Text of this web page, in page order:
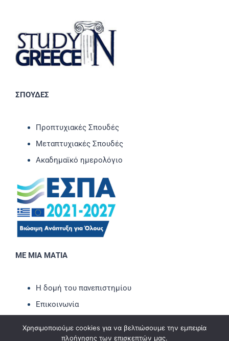
ΣΠΟΥΔΕΣ
Προπτυχιακές Σπουδές
Μεταπτυχιακές Σπουδές
Ακαδημαϊκό ημερολόγιο
ΜΕ ΜΙΑ ΜΑΤΙΑ
Η δομή του πανεπιστημίου
Επικοινωνία
Εκδηλώσεις
Χρησιμοποιούμε cookies για να βελτιώσουμε την εμπειρία
πλοήγησης των επισκεπτών μας.